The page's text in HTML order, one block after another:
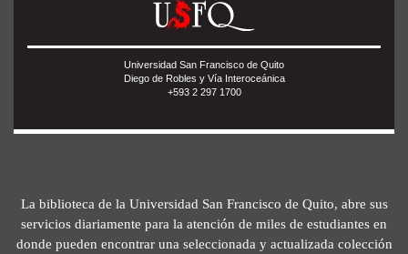
Universidad San Francisco de Quito
Diego de Robles y Vía Interoceánica
+593 2 297 1700
La biblioteca de la Universidad San Francisco de Quito, abre sus
servicios diariamente para la atención de miles de estudiantes en
donde pueden encontrar una seleccionada y actualizada colección